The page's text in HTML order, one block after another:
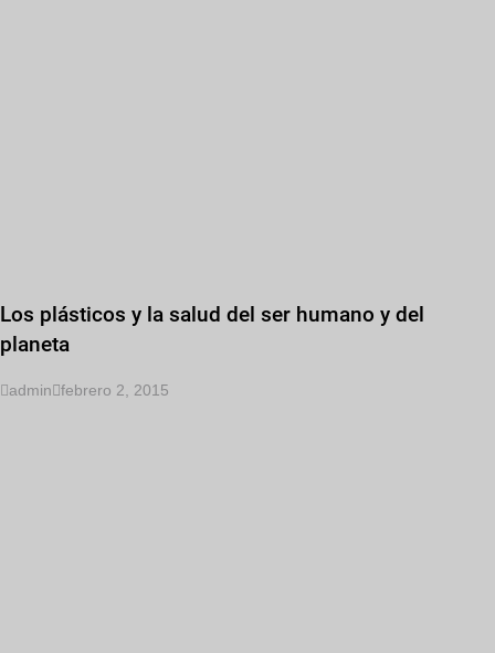
Los plásticos y la salud del ser humano y del
planeta
admin febrero 2, 2015